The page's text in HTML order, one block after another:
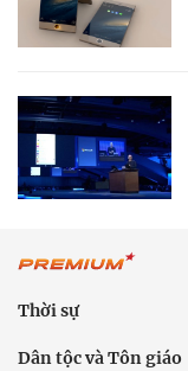
Thời sự
Dân tộc và Tôn giáo